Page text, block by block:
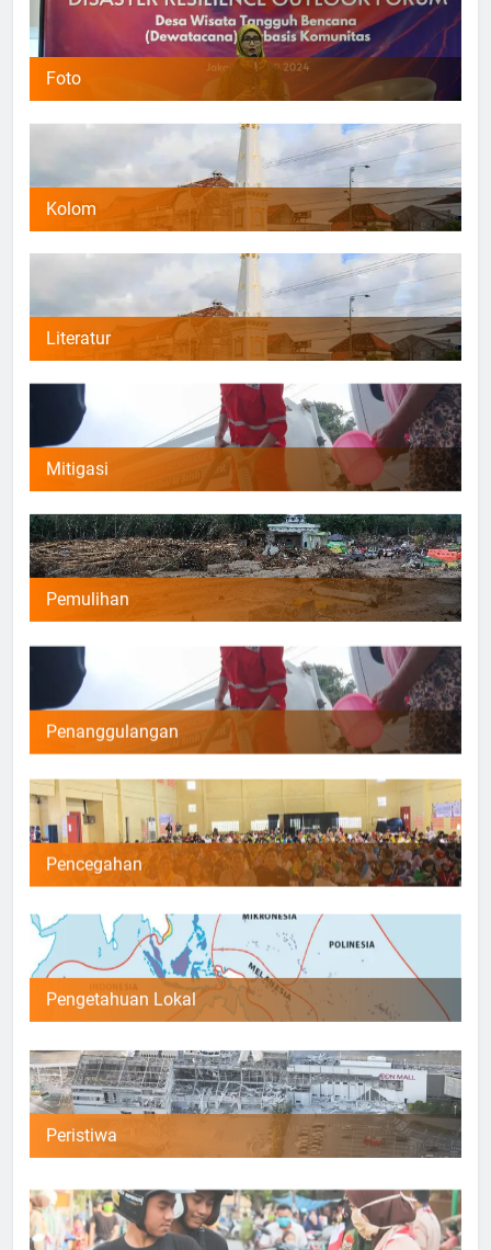
Foto
Kolom
Literatur
Mitigasi
Pemulihan
Penanggulangan
Pencegahan
Pengetahuan Lokal
Peristiwa